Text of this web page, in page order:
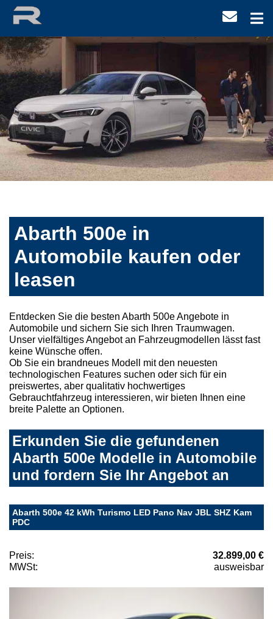
Abarth 500e in
Automobile kaufen oder
leasen
Entdecken Sie die besten Abarth 500e Angebote in
Automobile und sichern Sie sich Ihren Traumwagen.
Unser vielfältiges Angebot an Fahrzeugmodellen lässt fast
keine Wünsche offen.
Ob Sie ein brandneues Modell mit den neuesten
technologischen Features suchen oder sich für ein
preiswertes, aber qualitativ hochwertiges
Gebrauchtfahrzeug interessieren, wir bieten Ihnen eine
breite Palette an Optionen.
Erkunden Sie die gefundenen
Abarth 500e Modelle in Automobile
und fordern Sie Ihr Angebot an
Abarth 500e 42 kWh Turismo LED Pano Nav JBL SHZ Kam
PDC
Preis:
32.899,00 €
MWSt:
ausweisbar